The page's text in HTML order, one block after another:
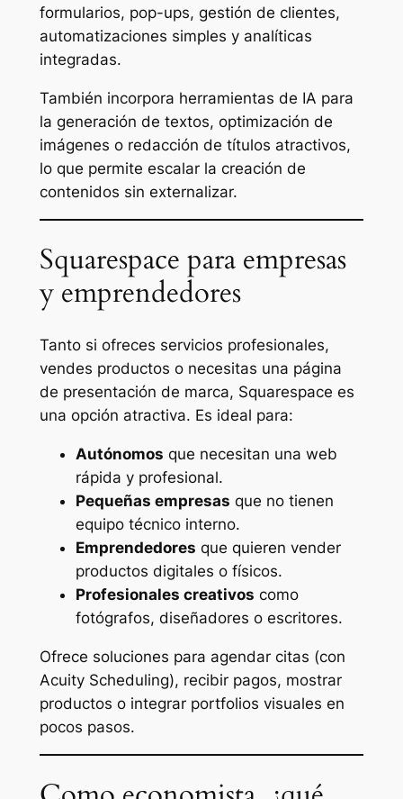
formularios, pop-ups, gestión de clientes,
automatizaciones simples y analíticas
integradas.
También incorpora herramientas de IA para
la generación de textos, optimización de
imágenes o redacción de títulos atractivos,
lo que permite escalar la creación de
contenidos sin externalizar.
Squarespace para empresas
y emprendedores
Tanto si ofreces servicios profesionales,
vendes productos o necesitas una página
de presentación de marca, Squarespace es
una opción atractiva. Es ideal para:
Autónomos que necesitan una web
rápida y profesional.
Pequeñas empresas que no tienen
equipo técnico interno.
Emprendedores que quieren vender
productos digitales o físicos.
Profesionales creativos como
fotógrafos, diseñadores o escritores.
Ofrece soluciones para agendar citas (con
Acuity Scheduling), recibir pagos, mostrar
productos o integrar portfolios visuales en
pocos pasos.